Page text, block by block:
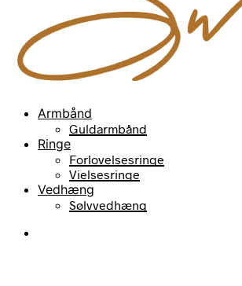
Armbånd
Guldarmbånd
Ringe
Forlovelsesringe
Vielsesringe
Vedhæng
Sølvvedhæng